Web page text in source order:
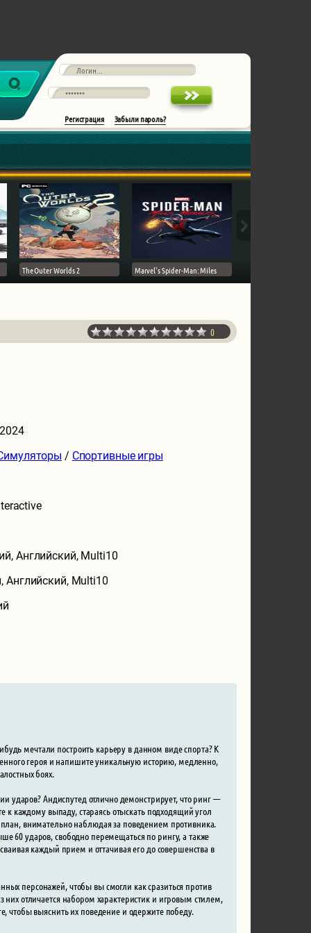
Регистрация
Забыли пароль?
The Outer Worlds 2 Marvel's Spider-Man: Miles
0
/ Спортивные игры
Английский, Multi10
Английский, Multi10
мечтали построить карьеру в данном виде спорта? К
героя и напишите уникальную историю, медленно,
боях.
ударов? Андиспутед отлично демонстрирует, что ринг —
к каждому выпаду, стараясь отыскать подходящий угол
внимательно наблюдая за поведением противника.
60 ударов, свободно перемещаться по рингу, а также
каждый прием и оттачивая его до совершенства в
персонажей, чтобы вы смогли как сразиться против
отличается набором характеристик и игровым стилем,
чтобы выяснить их поведение и одержите победу.